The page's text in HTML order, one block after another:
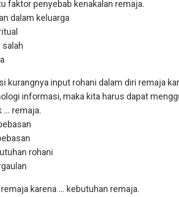
faktor penyebab kenakalan remaja.
dalam keluarga
salah
kurangnya input rohani dalam diri remaja
informasi, maka kita harus dapat
... remaja.
rohani
karena ... kebutuhan remaja.